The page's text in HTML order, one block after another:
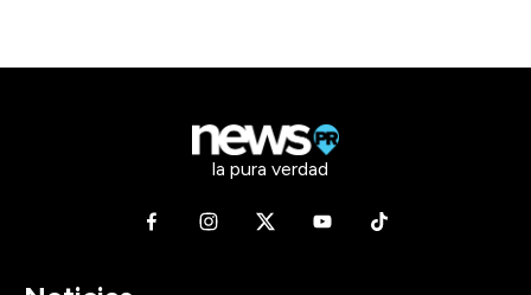
la pura verdad